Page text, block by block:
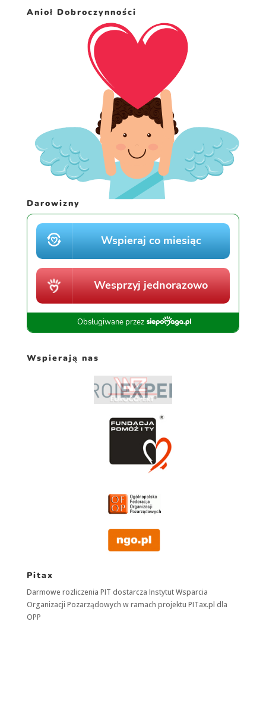
Anioł Dobroczynności
Darowizny
Wspierają nas
Pitax
Darmowe rozliczenia PIT dostarcza Instytut Wsparcia
Organizacji Pozarządowych w ramach projektu PITax.pl dla
OPP